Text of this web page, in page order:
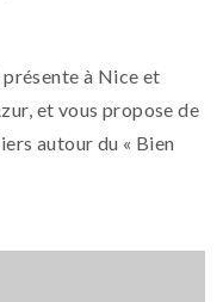
présente à Nice et
et vous propose de
autour du « Bien